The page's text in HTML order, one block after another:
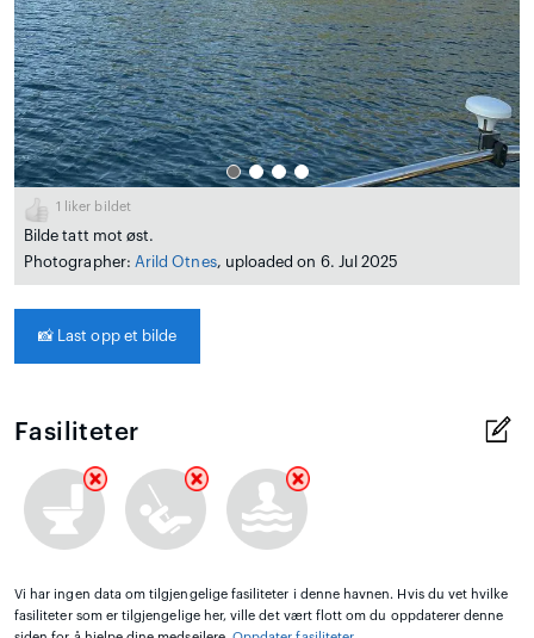
1 liker bildet
Bilde tatt mot øst.
Photographer: Arild Otnes, uploaded on 6. Jul 2025
📸 Last opp et bilde
Fasiliteter
Vi har ingen data om tilgjengelige fasiliteter i denne havnen. Hvis du vet hvilke
fasiliteter som er tilgjengelige her, ville det vært flott om du oppdaterer denne